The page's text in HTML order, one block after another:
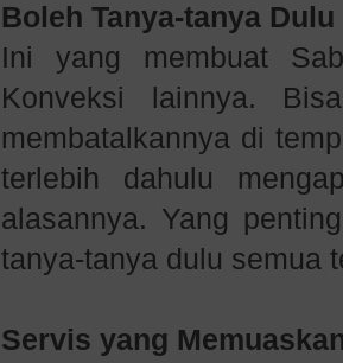
Boleh Tanya-tanya Dulu
Ini yang membuat
Konveksi lainnya.
membatalkannya di
terlebih dahulu
alasannya. Yang
tanya-tanya dulu semua
Servis yang